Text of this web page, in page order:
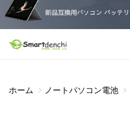
ホーム ノートパソコン電池